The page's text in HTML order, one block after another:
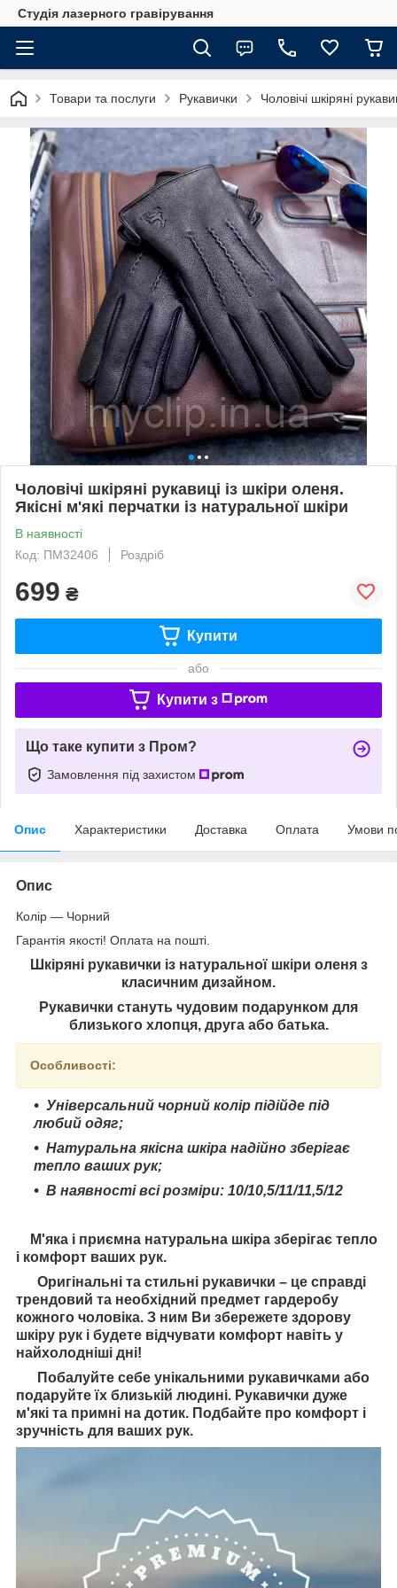
Студія лазерного гравірування
Товари та послуги Рукавички Чоловічі шкіряні
Чоловічі шкіряні рукавиці із шкіри оленя.
Якісні м'які перчатки із натуральної шкіри
В наявності
Код: ПМ32406
Роздріб
699 ₴
Купити
або
Купити з
Що таке купити з Пром?
Замовлення під захистом
Опис Характеристики Доставка Оплата Умови
Опис
Колір — Чорний
Гарантія якості! Оплата на пошті.
Шкіряні рукавички із натуральної шкіри оленя з
класичним дизайном.
Рукавички стануть чудовим подарунком для
близького хлопця, друга або батька.
Особливості:
Універсальний чорний колір підійде під
любий одяг;
Натуральна якісна шкіра надійно зберігає
тепло ваших рук;
В наявності всі розміри: 10/10,5/11/11,5/12
М'яка і приємна натуральна шкіра зберігає тепло
і комфорт ваших рук.
Оригінальні та стильні рукавички – це справді
трендовий та необхідний предмет гардеробу
кожного чоловіка. З ним Ви збережете здорову
шкіру рук і будете відчувати комфорт навіть у
найхолодніші дні!
Побалуйте себе унікальними рукавичками або
подаруйте їх близькій людині. Рукавички дуже
м'які та примні на дотик. Подбайте про комфорт і
зручність для ваших рук.